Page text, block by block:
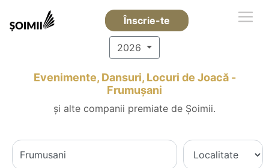
Înscrie-te
2026
Evenimente, Dansuri, Locuri de Joacă -
Frumuşani
și alte companii premiate de Șoimii.